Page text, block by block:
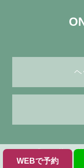
WEBで予約
ヘ
© ヘッドスパ